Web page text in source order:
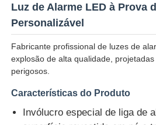
Luz de Alarme LED à Prova
Personalizável
Fabricante profissional de luzes de
explosão de alta qualidade,
perigosos.
Características do Produto
Invólucro especial de liga de